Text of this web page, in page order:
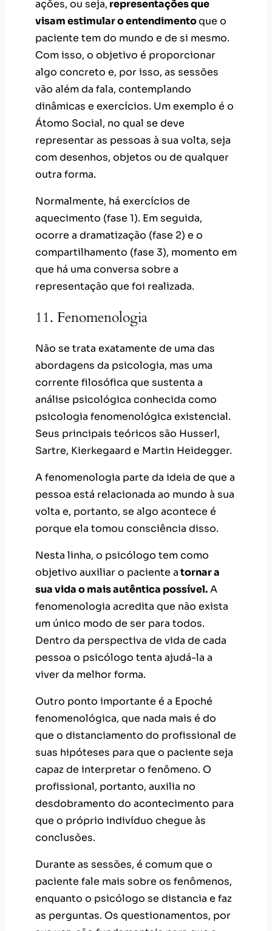
ações, ou seja, representações que
visam estimular o entendimentoque o
paciente tem do mundo e de si mesmo.
Com isso, o objetivo é proporcionar
algo concreto e, por isso, as sessões
vão além da fala, contemplando
dinâmicas e exercícios. Um exemplo é o
Átomo Social, no qual se deve
representar as pessoas à sua volta, seja
com desenhos, objetos ou de qualquer
outra forma.
Normalmente, há exercícios de
aquecimento (fase 1). Em seguida,
ocorre a dramatização (fase 2) e o
compartilhamento (fase 3), momento em
que há uma conversa sobre a
representação que foi realizada.
11. Fenomenologia
Não se trata exatamente de uma das
abordagens da psicologia, mas uma
corrente filosófica que sustenta a
análise psicológica conhecida como
psicologia fenomenológica existencial.
Seus principais teóricos são Husserl,
Sartre, Kierkegaard e Martin Heidegger.
A fenomenologia parte da ideia de que a
pessoa está relacionada ao mundo à sua
volta e, portanto, se algo acontece é
porque ela tomou consciência disso.
Nesta linha, o psicólogo tem como
objetivo auxiliar o paciente atornar a
sua vida o mais autêntica possível.A
fenomenologia acredita que não exista
um único modo de ser para todos.
Dentro da perspectiva de vida de cada
pessoa o psicólogo tenta ajudá-la a
viver da melhor forma.
Outro ponto importante é a Epoché
fenomenológica, que nada mais é do
que o distanciamento do profissional de
suas hipóteses para que o paciente seja
capaz de interpretar o fenômeno. O
profissional, portanto, auxilia no
desdobramento do acontecimento para
que o próprio indivíduo chegue às
conclusões.
Durante as sessões, é comum que o
paciente fale mais sobre os fenômenos,
enquanto o psicólogo se distancia e faz
as perguntas. Os questionamentos, por